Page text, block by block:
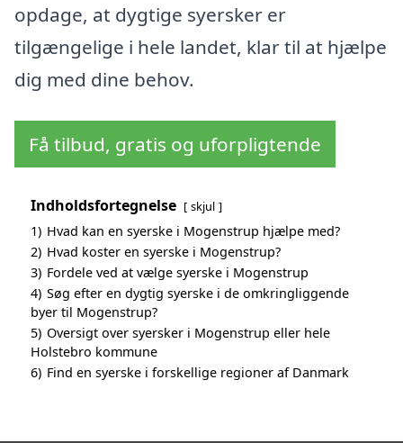
opdage, at dygtige syersker er
tilgængelige i hele landet, klar til at hjælpe
dig med dine behov.
Få tilbud, gratis og uforpligtende
Indholdsfortegnelse skjul
1) Hvad kan en syerske i Mogenstrup hjælpe med?
2) Hvad koster en syerske i Mogenstrup?
3) Fordele ved at vælge syerske i Mogenstrup
4) Søg efter en dygtig syerske i de omkringliggende
byer til Mogenstrup?
5) Oversigt over syersker i Mogenstrup eller hele
Holstebro kommune
6) Find en syerske i forskellige regioner af Danmark